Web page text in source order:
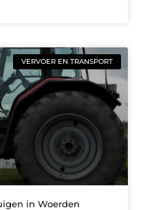
VERVOER EN TRANSPORT
in Woerden